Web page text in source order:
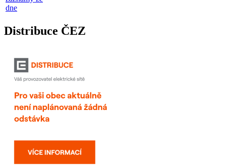
dne
Distribuce ČEZ